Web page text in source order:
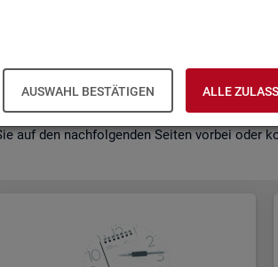
AUSWAHL BESTÄTIGEN ALLE
(nachBe­darf). Haben Sie Fra­gen, einen
auf den nach­fol­gen­den Sei­ten vor­bei oder